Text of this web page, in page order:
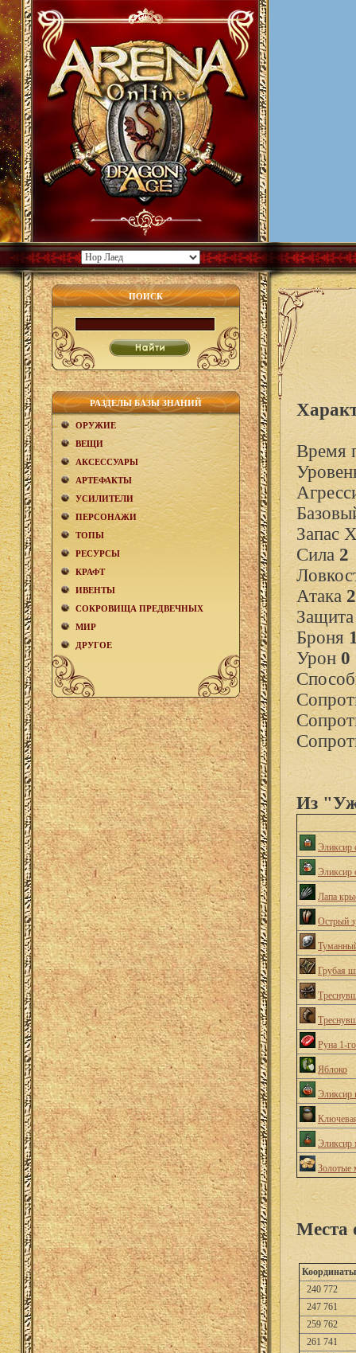
ПОИСК
РАЗДЕЛЫ БАЗЫ ЗНАНИЙ
ОРУЖИЕ
ВЕЩИ
АКCЕСCУАРЫ
АРТЕФАКТЫ
УСИЛИТЕЛИ
ПЕРСОНАЖИ
ТОПЫ
РЕСУРСЫ
КРАФТ
ИВЕНТЫ
СОКРОВИЩА ПРЕДВЕЧНЫХ
МИР
ДРУГОЕ
Время
Запас
Сила 2
Атака 2
Броня
Урон0
Из
Эликсир
Эликсир
Лапа
Острый
Грубая
Руна 1-
Яблоко
Эликсир
Эликсир
Золотые
Места
Координаты
240 772
247 761
259 762
261 741